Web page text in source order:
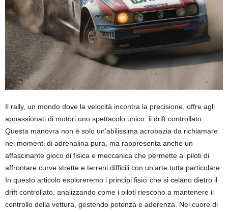
Il rally, un mondo dove la velocità incontra la precisione, offre agli
appassionati di motori uno spettacolo unico: il drift controllato.
Questa manovra non è solo un’abilissima acrobazia da richiamare
nei momenti di adrenalina pura, ma rappresenta anche un
affascinante gioco di fisica e meccanica che permette ai piloti di
affrontare curve strette e terreni difficili con un’arte tutta particolare.
In questo articolo esploreremo i principi fisici che si celano dietro il
drift controllato, analizzando come i piloti riescono a mantenere il
controllo della vettura, gestendo potenza e aderenza. Nel cuore di